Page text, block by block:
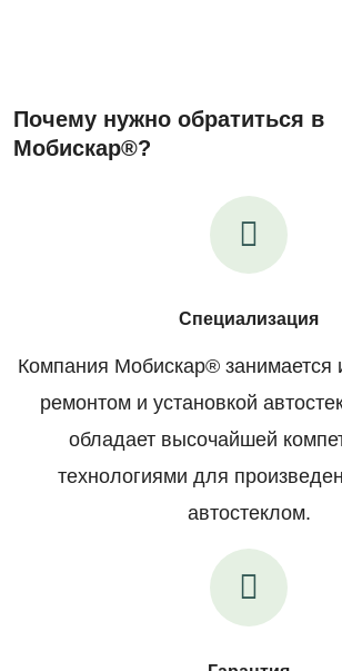
Почему нужно обратиться в
Мобискар®?
Специализация
Компания Мобискар® занимается
ремонтом и установкой
обладает высочайшей
технологиями для
автостеклом.